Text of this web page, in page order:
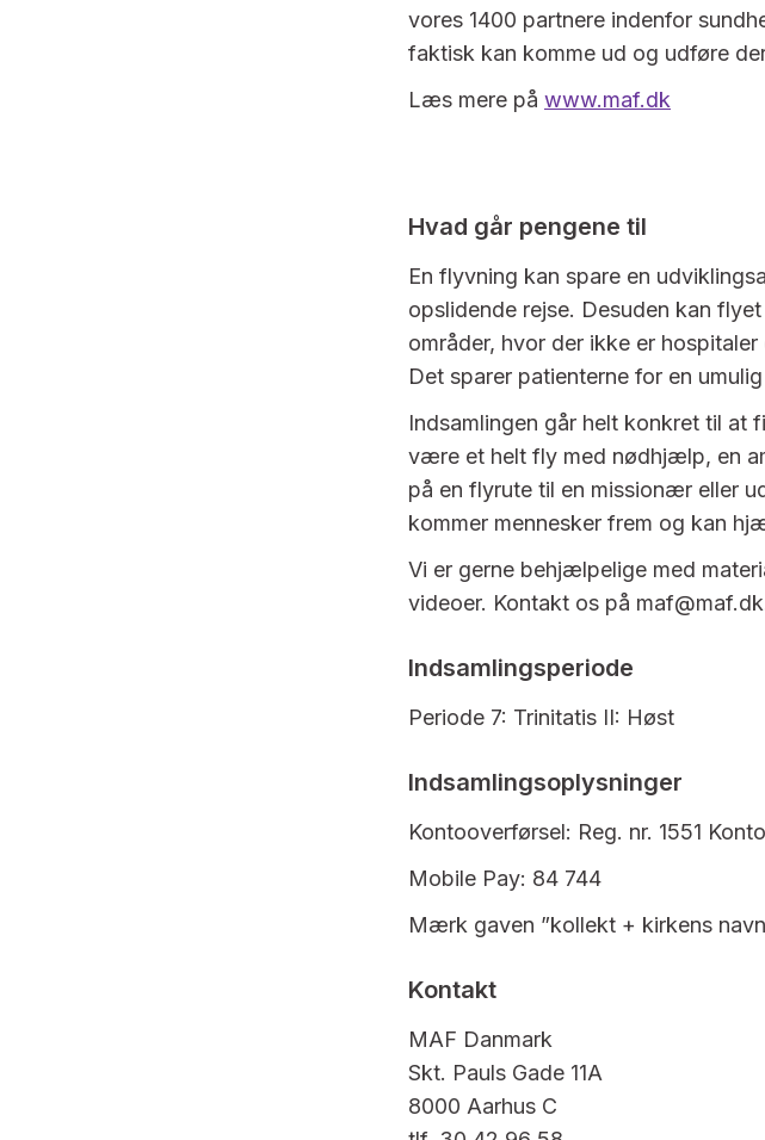
vores 1400 partnere indenfor
faktisk kan komme ud og udføre
Læs mere på www.maf.dk
Hvad går pengene til
En flyvning kan spare en
opslidende rejse. Desuden kan
områder, hvor der ikke er
Det sparer patienterne for en
Indsamlingen går helt konkret til at
være et helt fly med nødhjælp, en
på en flyrute til en missionær eller
kommer mennesker frem og kan
Vi er gerne behjælpelige med
videoer. Kontakt os på
Indsamlingsperiode
Periode 7: Trinitatis II: Høst
Indsamlingsoplysninger
Kontooverførsel: Reg. nr. 1551
Mobile Pay: 84 744
Mærk gaven ”kollekt + kirkens
Kontakt
MAF Danmark
Skt. Pauls Gade 11A
8000 Aarhus C